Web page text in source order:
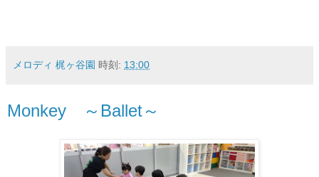
メロディ 梶ヶ谷園 時刻: 13:00
Monkey ～Ballet～